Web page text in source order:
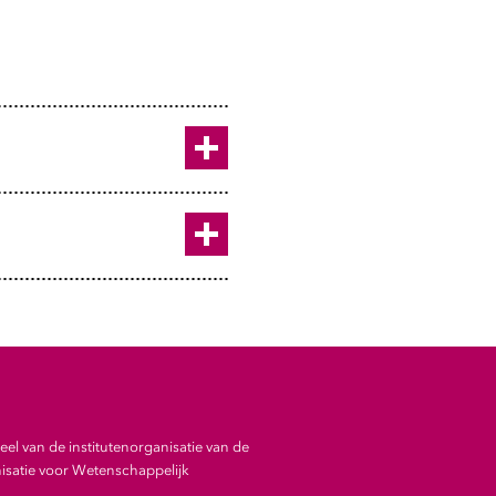
Toggle
Vrije Universiteit
jaar aan vakken
Toggle
van de institutenorganisatie van de
voor Wetenschappelijk